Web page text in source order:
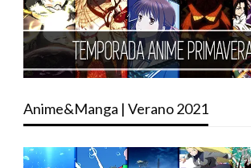
Anime&Manga | Verano 2021